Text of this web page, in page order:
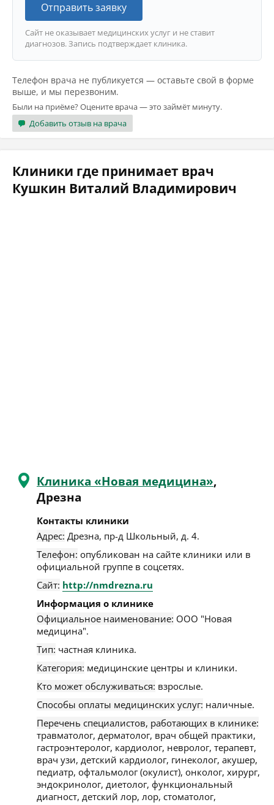
Отправить заявку
Сайт не оказывает медицинских услуг и не ставит
диагнозов. Запись подтверждает клиника.
Телефон врача не публикуется — оставьте свой в форме
выше, и мы перезвоним.
Были на приёме? Оцените врача — это займёт минуту.
Добавить отзыв на врача
Клиники где принимает врач
Кушкин Виталий Владимирович
Клиника «Новая медицина»,
Дрезна
Контакты клиники
Адрес: Дрезна, пр-д Школьный, д. 4.
Телефон: опубликован на сайте клиники или в
официальной группе в соцсетях.
Сайт: http://nmdrezna.ru
Информация о клинике
Официальное наименование: ООО "Новая
медицина".
Тип: частная клиника.
Категория: медицинские центры и клиники.
Кто может обслуживаться: взрослые.
Способы оплаты медицинских услуг: наличные.
Перечень специалистов, работающих в клинике:
травматолог, дерматолог, врач общей практики,
гастроэнтеролог, кардиолог, невролог, терапевт,
врач узи, детский кардиолог, гинеколог, акушер,
педиатр, офтальмолог (окулист), онколог, хирург,
эндокринолог, диетолог, функциональный
диагност, детский лор, лор, стоматолог,